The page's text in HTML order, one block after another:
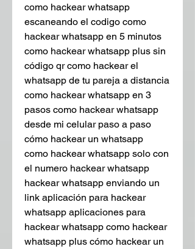
como hackear whatsapp
escaneando el codigo como
hackear whatsapp en 5 minutos
como hackear whatsapp plus sin
código qr como hackear el
whatsapp de tu pareja a distancia
como hackear whatsapp en 3
pasos como hackear whatsapp
desde mi celular paso a paso
cómo hackear un whatsapp
como hackear whatsapp solo con
el numero hackear whatsapp
hackear whatsapp enviando un
link aplicación para hackear
whatsapp aplicaciones para
hackear whatsapp como hackear
whatsapp plus cómo hackear un